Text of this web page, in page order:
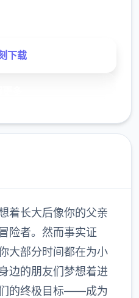
下载
着长大后像你的父亲
险者。然而事实证
大部分时间都在为小
边的朋友们梦想着进
的终极目标——成为